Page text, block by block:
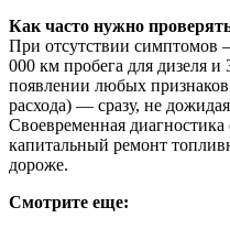
Как часто нужно
При отсутствии симптомов
000 км пробега для дизеля
появлении любых
расхода) — сразу, не
Своевременная диагностика
капитальный ремонт
дороже.
Смотрите еще: